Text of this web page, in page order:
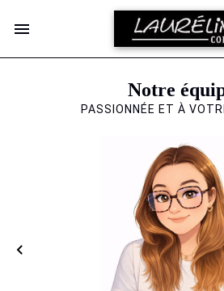
Notre
PASSIONNÉE ET À